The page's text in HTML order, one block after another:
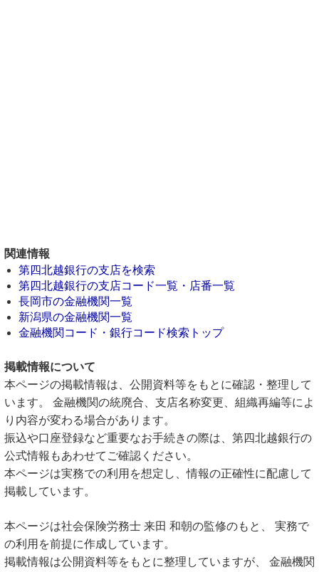
関連情報
第四北越銀行の支店を検索
第四北越銀行の支店コード一覧・店番一覧
長岡市の金融機関一覧
新潟県の金融機関一覧
金融機関コード・銀行コード検索トップ
掲載情報について
本ページの掲載情報は、公開資料等をもとに確認・整理して
います。 金融機関の統廃合、支店名称変更、組織再編等によ
り内容が変わる場合があります。
振込や口座登録など重要なお手続きの際は、第四北越銀行の
公式情報もあわせてご確認ください。
本ページは実務での利用を想定し、情報の正確性に配慮して
掲載しています。
本ページは社会保険労務士 来田 和朝の監修のもと、 実務で
の利用を前提に作成しています。
掲載情報は公開資料等をもとに整理していますが、 金融機関